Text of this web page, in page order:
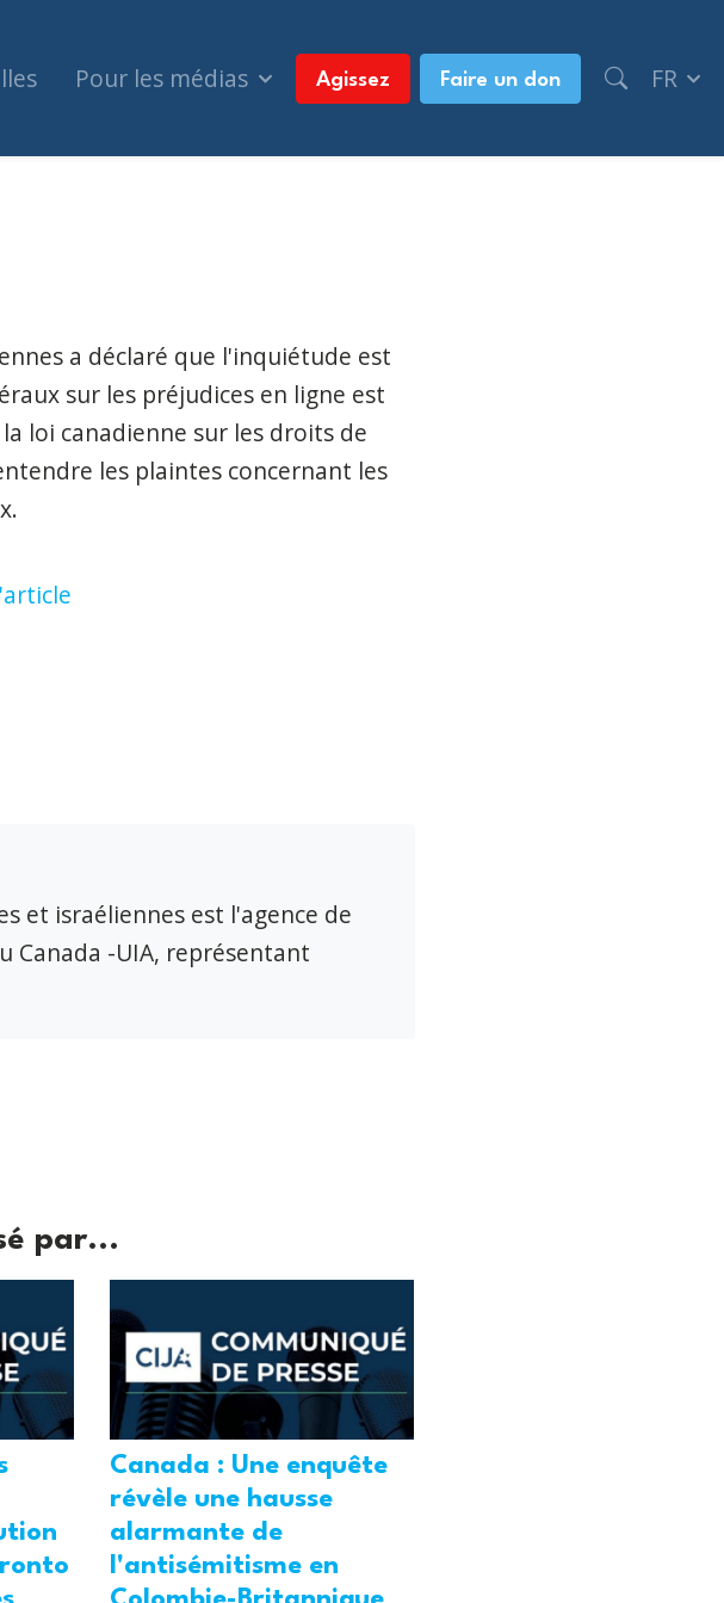
Pour les médias Agissez Faire un don FR
pour la Commission canadienne des droits de la personne
a déclaré que l'inquiétude est
sur les préjudices en ligne est
loi canadienne sur les droits de
les plaintes concernant les
et israéliennes est l'agence de
Canada -UIA, représentant
par...
Canada : Une enquête
révèle une hausse
alarmante de
l'antisémitisme en